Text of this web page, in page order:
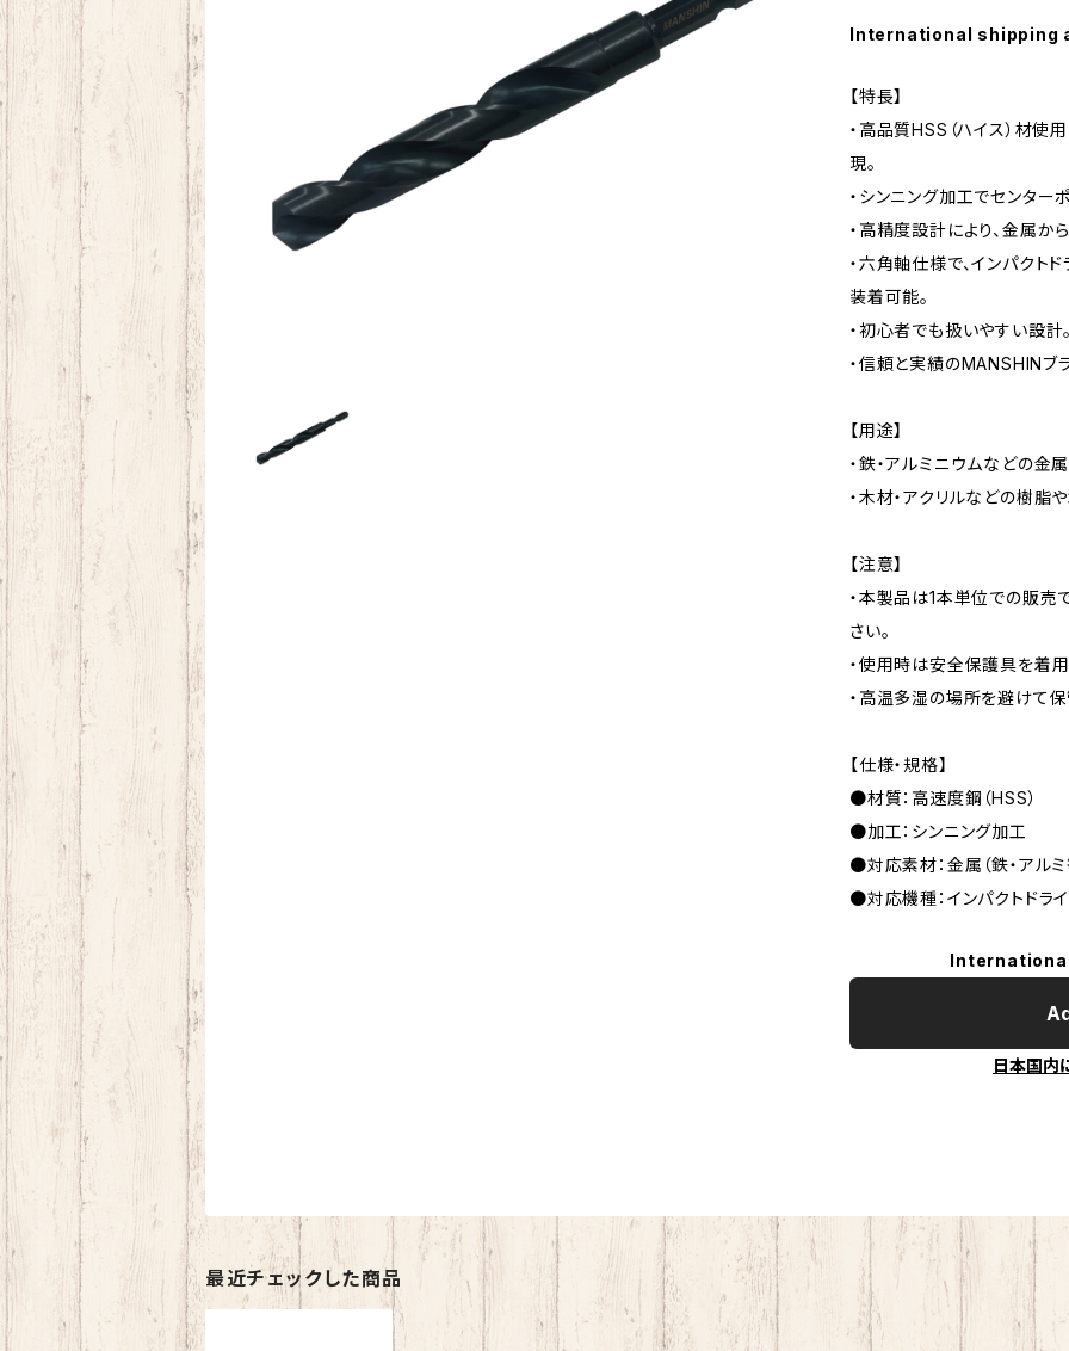
International shipping
【特長】
・高品質HSS（ハイス）材使
現。
・シンニング加工でセンター
・高精度設計により、金属か
・六角軸仕様で、インパクト
装着可能。
・初心者でも扱いやすい設計
・信頼と実績のMANSHINブ
【用途】
・鉄・アルミニウムなどの金属
・木材・アクリルなどの樹脂
【注意】
・本製品は1本単位での販売
さい。
・使用時は安全保護具を着用
・高温多湿の場所を避けて保
【仕様・規格】
●材質：高速度鋼（HSS）
●加工：シンニング加工
●対応素材：金属（鉄・アルミ
●対応機種：インパクトドラ
日本国内
最近チェックした商品